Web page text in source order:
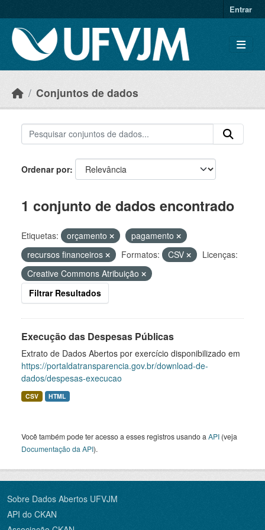
Entrar
Conjuntos de dados
Ordenar por
1 conjunto de dados encontrado
Etiquetas: orçamento
pagamento
recursos financeiros
Formatos: CSV
Licenças:
Creative Commons Atribuição
Filtrar Resultados
Execução das Despesas Públicas
Extrato de Dados Abertos por exercício disponibilizado em
https://portaldatransparencia.gov.br/download-de-
dados/despesas-execucao
CSV HTML
Você também pode ter acesso a esses registros usando a API (veja
Documentação da API).
Sobre Dados Abertos UFVJM
API do CKAN